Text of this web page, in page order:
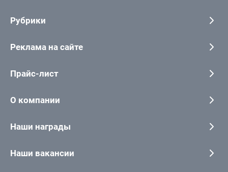
Рубрики
Реклама на сайте
Прайс-лист
О компании
Наши награды
Наши вакансии